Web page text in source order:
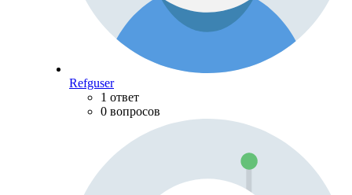
Refguser
1 ответ
0 вопросов